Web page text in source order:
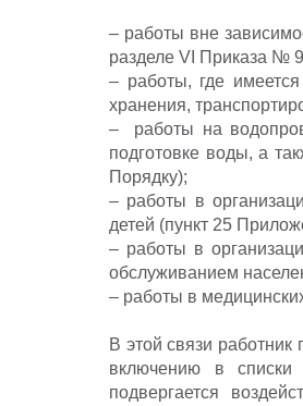
– работы вне
разделе VI Приказа №
– работы, где
хранения,
– работы на
подготовке воды, а
Порядку);
– работы в
детей (пункт 25
– работы в
обслуживанием
– работы в
В этой связи
включению в
подвергается